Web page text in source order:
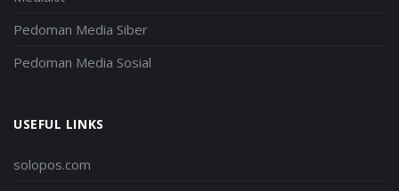
Pedoman Media Siber
Pedoman Media Sosial
USEFUL LINKS
solopos.com